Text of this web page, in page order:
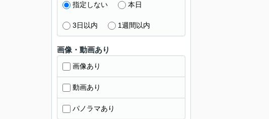
指定しない 本日
3日以内 1週間以内
画像・動画あり
画像あり
動画あり
パノラマあり